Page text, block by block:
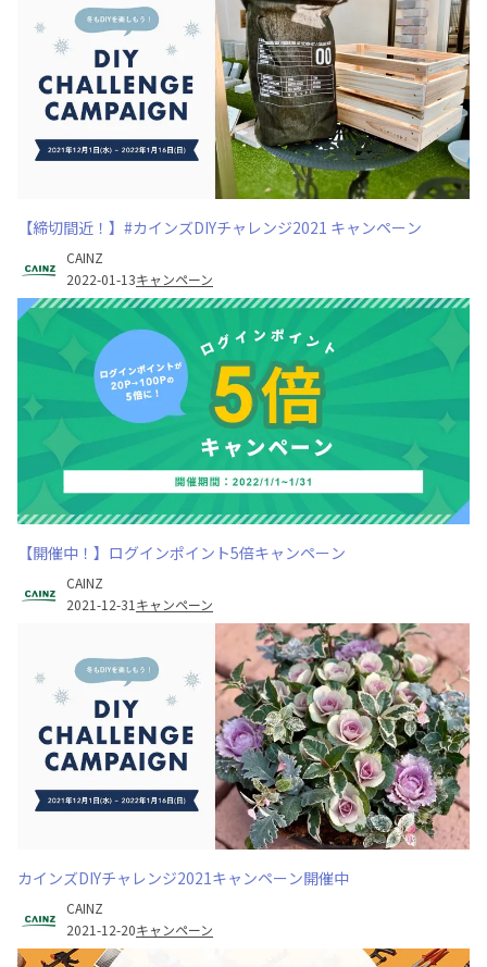
【締切間近！】#カインズDIYチャレンジ2021 キャンペーン
CAINZ
2022-01-13キャンペーン
【開催中！】ログインポイント5倍キャンペーン
CAINZ
2021-12-31 キャンペーン
カインズDIYチャレンジ2021キャンペーン開催中
CAINZ
2021-12-20キャンペーン